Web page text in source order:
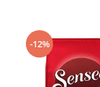
-12%